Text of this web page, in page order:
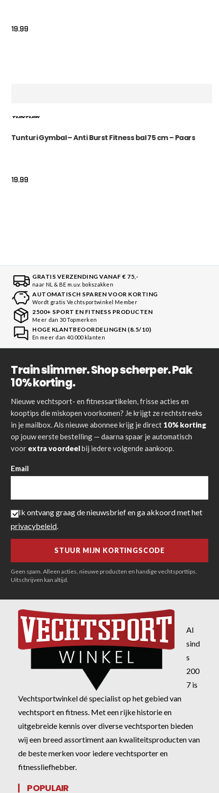
19.99
Tunturi Gymbal – Anti Burst Fitness bal 75 cm – Paars
19.99
GRATIS VERZENDING VANAF € 75,-
naar NL & BE m.u.v. bokszakken
AUTOMATISCH SPAREN VOOR KORTING
Wordt gratis Vechtsportwinkel Member
2500+ SPORT EN FITNESS PRODUCTEN
Meer dan 30 Topmerken
HOGE KLANTBEOORDELINGEN (8.5/10)
En meer dan 40.000 klanten
Train slimmer. Shop scherper. Pak
10% korting.
Nieuwe vechtsport- en fitnessartikelen, frisse acties en
kooptips die miskopen voorkomen? Je krijgt ze rechtstreeks
in je mailbox. Als nieuwe abonnee krijg je direct 10% korting
op jouw eerste bestelling — daarna spaar je automatisch
voor extra voordeelbij iedere volgende aankoop.
Email
Ik ontvang graag de nieuwsbrief en ga akkoord met het
privacybeleid
Geen spam. Alleen acties, nieuwe producten en handige vechtsporttips.
Uitschrijven kan altijd.
Al
sind
s
200
7 is
Vechtsportwinkel dé specialist op het gebied van
vechtsport en fitness. Met een rijke historie en
uitgebreide kennis over diverse vechtsporten bieden
wij een breed assortiment aan kwaliteitsproducten van
de beste merken voor iedere vechtsporter en
fitnessliefhebber.
POPULAIR